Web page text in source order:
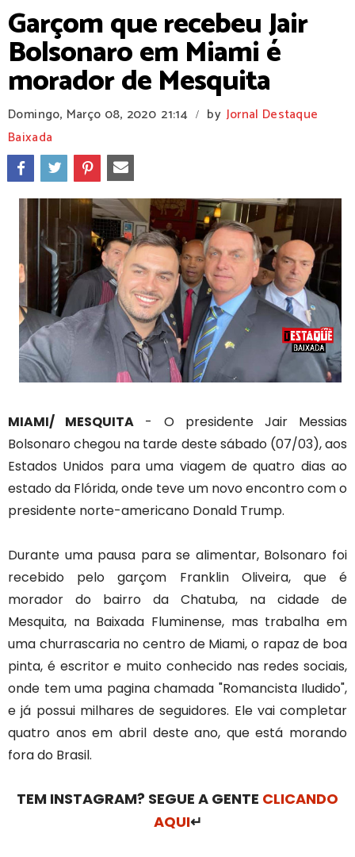
Garçom que recebeu Jair
Bolsonaro em Miami é
morador de Mesquita
Domingo, Março 08, 2020 21:14 / by Jornal Destaque
Baixada
MIAMI/ MESQUITA - O presidente Jair Messias
Bolsonaro chegou na tarde deste sábado (07/03), aos
Estados Unidos para uma viagem de quatro dias ao
estado da Flórida, onde teve um novo encontro com o
presidente norte-americano Donald Trump.
Durante uma pausa para se alimentar, Bolsonaro foi
recebido pelo garçom Franklin Oliveira, que é
morador do bairro da Chatuba, na cidade de
Mesquita, na Baixada Fluminense, mas trabalha em
uma churrascaria no centro de Miami, o rapaz de boa
pinta, é escritor e muito conhecido nas redes sociais,
onde tem uma pagina chamada "Romancista Iludido",
e já possui milhares de seguidores. Ele vai completar
quatro anos em abril deste ano, que está morando
fora do Brasil.
TEM INSTAGRAM? SEGUE A GENTE CLICANDO
AQUI↵